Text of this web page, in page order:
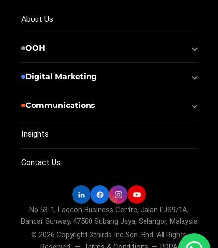
About Us
OOH
OOH
EPICscreen Cinema Advertising
Digital Marketing
Digital Marketing
Google Search Ads
Social Media Ads
Communications
Communications
3rdWave
Website Development
Google Business Profile
Insights
Contact Us
No.53-1, Lagoon Business Centre, Jalan PJS9/1A,
Bandar Sunway, 47500 Subang Jaya, Selangor, Malaysia
© 2026 Copyright 3thirds Inc Sdn. Bhd. All Rights